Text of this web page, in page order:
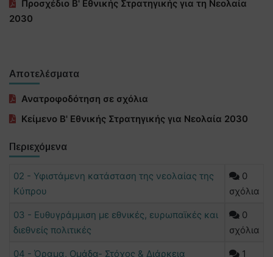
Προσχέδιο Β' Εθνικής Στρατηγικής για τη Νεολαία
2030
Αποτελέσματα
Ανατροφοδότηση σε σχόλια
Κείμενο Β' Εθνικής Στρατηγικής για Νεολαία 2030
Περιεχόμενα
02 - Υφιστάμενη κατάσταση της νεολαίας της
Κύπρου
0
σχόλια
03 - Ευθυγράμμιση με εθνικές, ευρωπαϊκές και
διεθνείς πολιτικές
0
σχόλια
04 - Όραμα, Ομάδα- Στόχος & Διάρκεια
1